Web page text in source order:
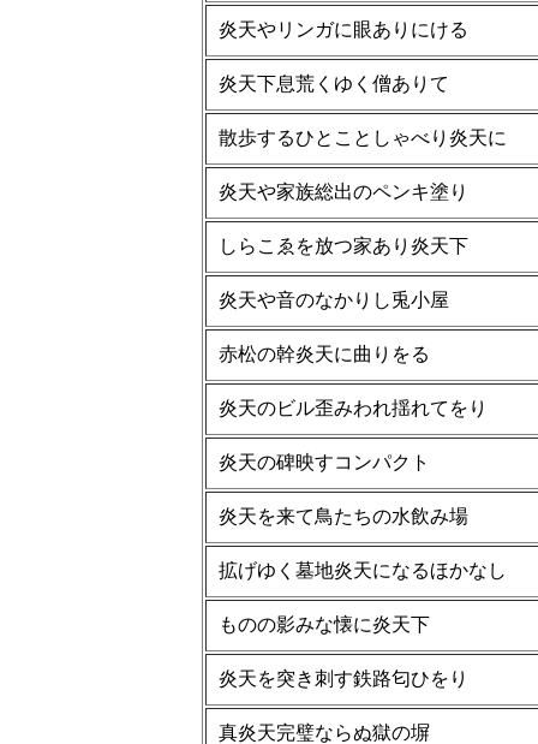
炎天やリンガに眼ありにける
炎天下息荒くゆく僧ありて
散歩するひとことしゃべり炎天に
炎天や家族総出のペンキ塗り
しらこゑを放つ家あり炎天下
炎天や音のなかりし兎小屋
赤松の幹炎天に曲りをる
炎天のビル歪みわれ揺れてをり
炎天の碑映すコンパクト
炎天を来て鳥たちの水飲み場
拡げゆく墓地炎天になるほかなし
ものの影みな懐に炎天下
炎天を突き刺す鉄路匂ひをり
真炎天完璧ならぬ獄の塀